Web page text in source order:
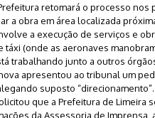
retomará o processo
a obra em área localizada
a execução de serviços e
táxi (onde as aeronaves
trabalhando junto a outros
apresentou ao tribunal um
suposto
que a Prefeitura de Limeira
da Assessoria de